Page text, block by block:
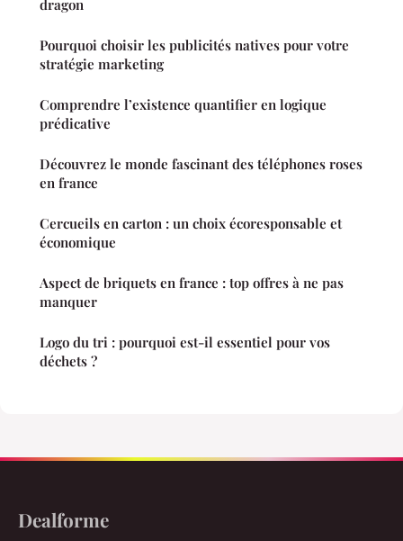
dragon
Pourquoi choisir les publicités natives pour votre
stratégie marketing
Comprendre l’existence quantifier en logique
prédicative
Découvrez le monde fascinant des téléphones roses
en france
Cercueils en carton : un choix écoresponsable et
économique
Aspect de briquets en france : top offres à ne pas
manquer
Logo du tri : pourquoi est-il essentiel pour vos
déchets ?
Dealforme